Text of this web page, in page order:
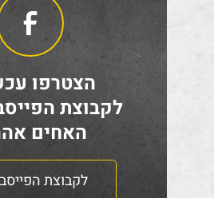
הצטרפו
לקבוצת
האחים
לקבוצת